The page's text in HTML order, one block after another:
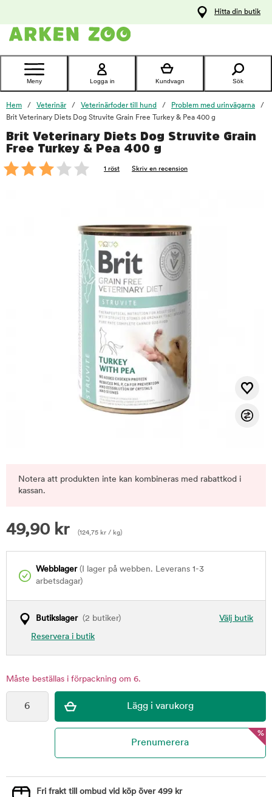
Kontakta
Hitta din butik
Meny Logga in Kundvagn Sök
Hem Veterinär Veterinärfoder till hund
Problem med urinvägarna
Brit Veterinary Diets Dog Struvite Grain Free Turkey & Pea 400 g
Brit Veterinary Diets Dog Struvite Grain
Free Turkey & Pea 400 g
1 röst Skriv en recension
Notera att produkten inte kan kombineras med rabattkod i
kassan.
49,90 kr (124,75 kr / kg)
Webblager(I lager på webben. Leverans 1-3
arbetsdagar)
Välj butik
Butikslager(2 butiker)
Reservera i butik
Måste beställas i förpackning om 6.
foo
%
Fri frakt till ombud vid köp över 499 kr